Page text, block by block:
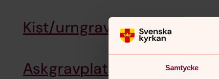
Samtycke
Kist/urngravplatser
Askgravplats Hofterup